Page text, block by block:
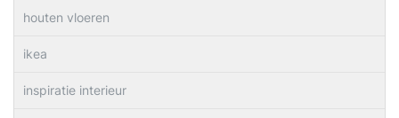
houten vloeren
ikea
inspiratie interieur